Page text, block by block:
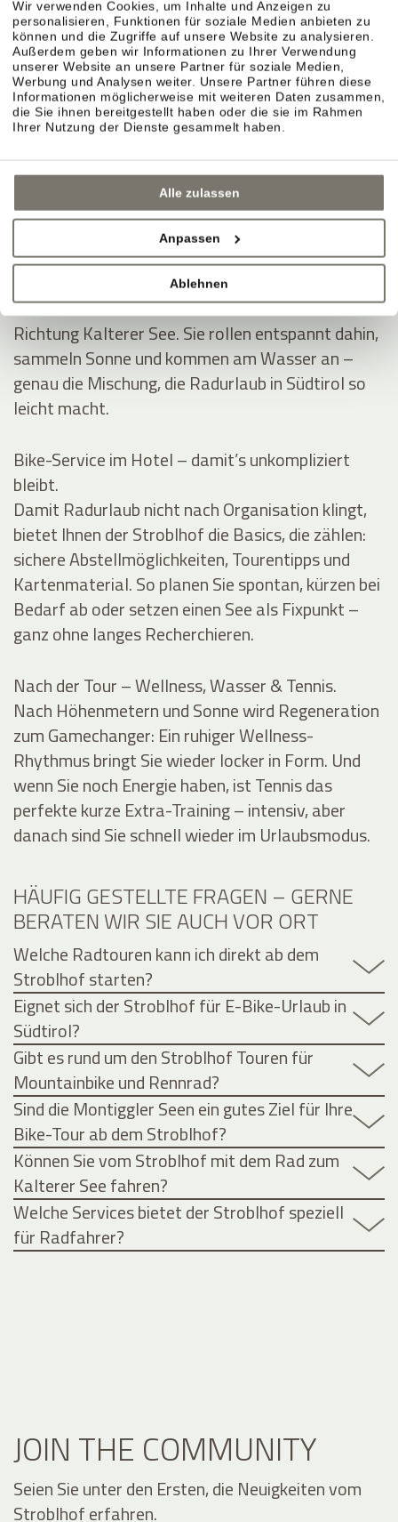
Wir verwenden Cookies, um Inhalte und Anzeigen zu
personalisieren, Funktionen für soziale Medien anbieten zu
können und die Zugriffe auf unsere Website zu analysieren.
Außerdem geben wir Informationen zu Ihrer Verwendung
unserer Website an unsere Partner für soziale Medien,
Werbung und Analysen weiter. Unsere Partner führen diese
Informationen möglicherweise mit weiteren Daten zusammen,
die Sie ihnen bereitgestellt haben oder die sie im Rahmen
Ihrer Nutzung der Dienste gesammelt haben.
Alle zulassen
Anpassen
Ablehnen
Montiggler Seen – erst radeln, dann ins Wasser.
Wenn Sie im Radurlaub ein klares Ziel möchten,
sind die Montiggler Seen ideal: Sie fahren sich aus,
springen danach ins kühle Wasser und spüren
sofort dieses Sommerurlaubsgefühl – besonders
an heißen Tagen.
Kalterer See – durch Weinberge ins Südtirol-
Die Klassiker-Route führt durch die Rebreihen
Richtung Kalterer See. Sie rollen entspannt dahin,
sammeln Sonne und kommen am Wasser an –
genau die Mischung, die Radurlaub in Südtirol so
leicht macht.
Bike-Service im Hotel – damit’s unkompliziert
bleibt.
Damit Radurlaub nicht nach Organisation klingt,
bietet Ihnen der Stroblhof die Basics, die zählen:
sichere Abstellmöglichkeiten, Tourentipps und
Kartenmaterial. So planen Sie spontan, kürzen bei
Bedarf ab oder setzen einen See als Fixpunkt –
ganz ohne langes Recherchieren.
Nach der Tour – Wellness, Wasser & Tennis.
Nach Höhenmetern und Sonne wird Regeneration
zum Gamechanger: Ein ruhiger Wellness-
Rhythmus bringt Sie wieder locker in Form. Und
wenn Sie noch Energie haben, ist Tennis das
perfekte kurze Extra-Training – intensiv, aber
danach sind Sie schnell wieder im Urlaubsmodus.
HÄUFIG GESTELLTE FRAGEN – GERNE
BERATEN WIR SIE AUCH VOR ORT
Welche Radtouren kann ich direkt ab dem
Stroblhof starten?
Eignet sich der Stroblhof für E-Bike-Urlaub in
Südtirol?
Gibt es rund um den Stroblhof Touren für
Mountainbike und Rennrad?
Sind die Montiggler Seen ein gutes Ziel für Ihre
Bike-Tour ab dem Stroblhof?
Können Sie vom Stroblhof mit dem Rad zum
Kalterer See fahren?
Welche Services bietet der Stroblhof speziell
für Radfahrer?
JOIN THE COMMUNITY
Seien Sie unter den Ersten, die Neuigkeiten vom
Stroblhof erfahren.